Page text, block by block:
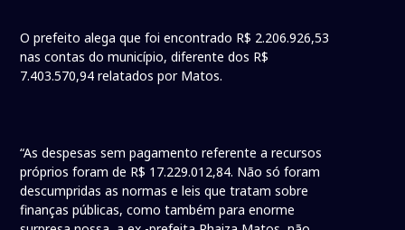
O prefeito alega que foi encontrado R$ 2.206.926,53
nas contas do município, diferente dos R$
7.403.570,94 relatados por Matos.
“As despesas sem pagamento referente a recursos
próprios foram de R$ 17.229.012,84. Não só foram
descumpridas as normas e leis que tratam sobre
finanças públicas, como também para enorme